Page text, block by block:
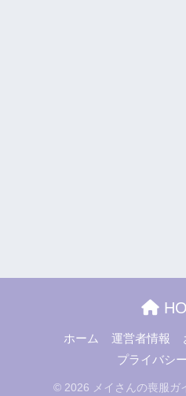
ホーム 運営者情報
プライバシ
© 2026 メイさんの喪服ガ